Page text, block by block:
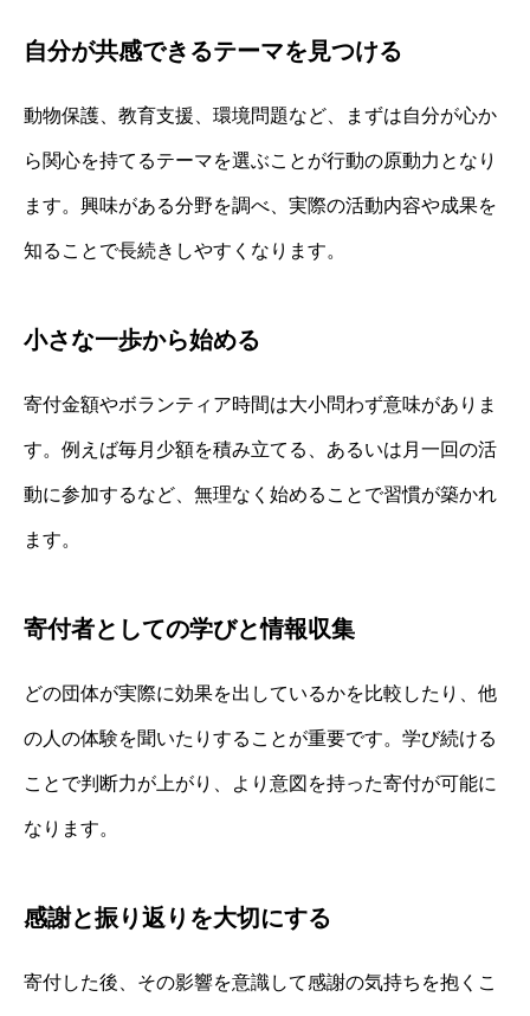
自分が共感できるテーマを見つける
動物保護、教育支援、環境問題など、まずは自分が心か
ら関心を持てるテーマを選ぶことが行動の原動力となり
ます。興味がある分野を調べ、実際の活動内容や成果を
知ることで長続きしやすくなります。
小さな一歩から始める
寄付金額やボランティア時間は大小問わず意味がありま
す。例えば毎月少額を積み立てる、あるいは月一回の活
動に参加するなど、無理なく始めることで習慣が築かれ
ます。
寄付者としての学びと情報収集
どの団体が実際に効果を出しているかを比較したり、他
の人の体験を聞いたりすることが重要です。学び続ける
ことで判断力が上がり、より意図を持った寄付が可能に
なります。
感謝と振り返りを大切にする
寄付した後、その影響を意識して感謝の気持ちを抱くこ